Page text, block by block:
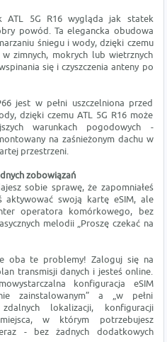
ATL 5G R16 wygląda jak statek
powód. Ta elegancka obudowa
śniegu i wody, dzięki czemu
zimnych, mokrych lub wietrznych
się i czyszczenia anteny po
jest w pełni uszczelniona przed
dzięki czemu ATL 5G R16 może
warunkach pogodowych -
na zaśnieżonym dachu w
przestrzeni.
zobowiązań
sobie sprawę, że zapomniałeś
aktywować swoją kartę eSIM, ale
operatora komórkowego, bez
melodii „Proszę czekać na
oba te problemy! Zaloguj się na
transmisji danych i jesteś online.
konfiguracja eSIM
zainstalowanym” a „w pełni
lokalizacji, konfiguracji
w którym potrzebujesz
- bez żadnych dodatkowych